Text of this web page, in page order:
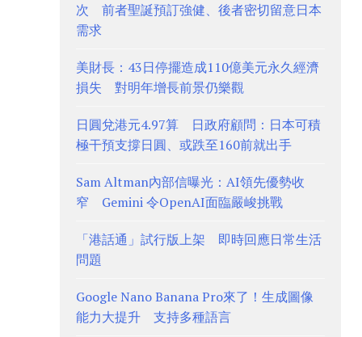
次 前者聖誕預訂強健、後者密切留意日本
需求
美財長：43日停擺造成110億美元永久經濟
損失 對明年增長前景仍樂觀
日圓兌港元4.97算 日政府顧問：日本可積
極干預支撐日圓、或跌至160前就出手
Sam Altman內部信曝光：AI領先優勢收
窄 Gemini 令OpenAI面臨嚴峻挑戰
「港話通」試行版上架 即時回應日常生活
問題
Google Nano Banana Pro來了！生成圖像
能力大提升 支持多種語言